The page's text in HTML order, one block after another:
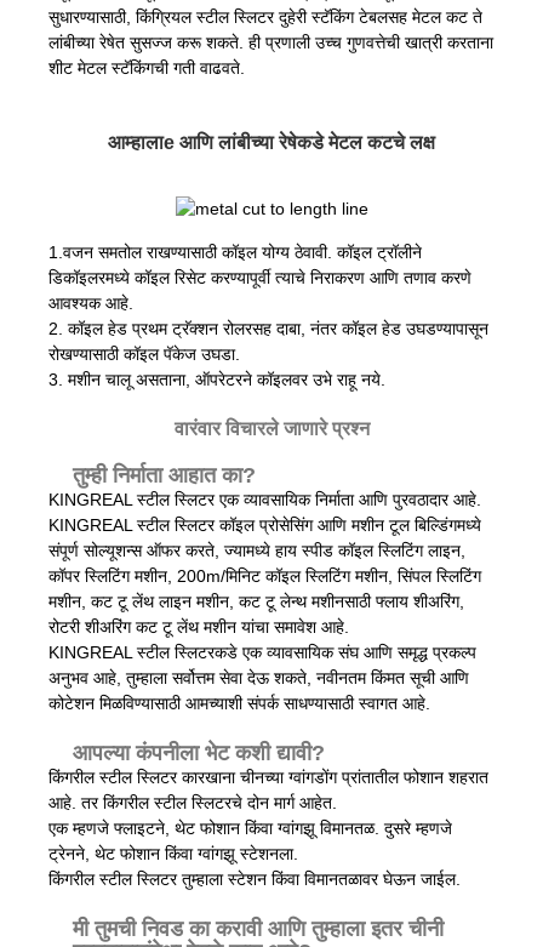
सुधारण्यासाठी, किंग्रियल स्टील स्लिटर दुहेरी स्टॅकिंग टेबलसह मेटल कट ते
लांबीच्या रेषेत सुसज्ज करू शकते. ही प्रणाली उच्च गुणवत्तेची खात्री करताना
शीट मेटल स्टॅकिंगची गती वाढवते.
आम्हालाe आणि लांबीच्या रेषेकडे मेटल कटचे लक्ष
1.वजन समतोल राखण्यासाठी कॉइल योग्य ठेवावी. कॉइल ट्रॉलीने
डिकॉइलरमध्ये कॉइल रिसेट करण्यापूर्वी त्याचे निराकरण आणि तणाव करणे
आवश्यक आहे.
2. कॉइल हेड प्रथम ट्रॅक्शन रोलरसह दाबा, नंतर कॉइल हेड उघडण्यापासून
रोखण्यासाठी कॉइल पॅकेज उघडा.
3. मशीन चालू असताना, ऑपरेटरने कॉइलवर उभे राहू नये.
वारंवार विचारले जाणारे प्रश्न
तुम्ही निर्माता आहात का?
KINGREAL स्टील स्लिटर एक व्यावसायिक निर्माता आणि पुरवठादार आहे.
KINGREAL स्टील स्लिटर कॉइल प्रोसेसिंग आणि मशीन टूल बिल्डिंगमध्ये
संपूर्ण सोल्यूशन्स ऑफर करते, ज्यामध्ये हाय स्पीड कॉइल स्लिटिंग लाइन,
कॉपर स्लिटिंग मशीन, 200m/मिनिट कॉइल स्लिटिंग मशीन, सिंपल स्लिटिंग
मशीन, कट टू लेंथ लाइन मशीन, कट टू लेन्थ मशीनसाठी फ्लाय शीअरिंग,
रोटरी शीअरिंग कट टू लेंथ मशीन यांचा समावेश आहे.
KINGREAL स्टील स्लिटरकडे एक व्यावसायिक संघ आणि समृद्ध प्रकल्प
अनुभव आहे, तुम्हाला सर्वोत्तम सेवा देऊ शकते, नवीनतम किंमत सूची आणि
कोटेशन मिळविण्यासाठी आमच्याशी संपर्क साधण्यासाठी स्वागत आहे.
आपल्या कंपनीला भेट कशी द्यावी?
किंगरील स्टील स्लिटर कारखाना चीनच्या ग्वांगडोंग प्रांतातील फोशान शहरात
आहे. तर किंगरील स्टील स्लिटरचे दोन मार्ग आहेत.
एक म्हणजे फ्लाइटने, थेट फोशान किंवा ग्वांगझू विमानतळ. दुसरे म्हणजे
ट्रेनने, थेट फोशान किंवा ग्वांगझू स्टेशनला.
किंगरील स्टील स्लिटर तुम्हाला स्टेशन किंवा विमानतळावर घेऊन जाईल.
मी तुमची निवड का करावी आणि तुम्हाला इतर चीनी